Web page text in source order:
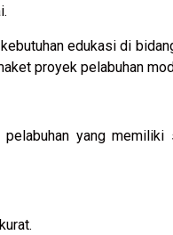
edukasi di
proyek pelabuhan
yang memiliki